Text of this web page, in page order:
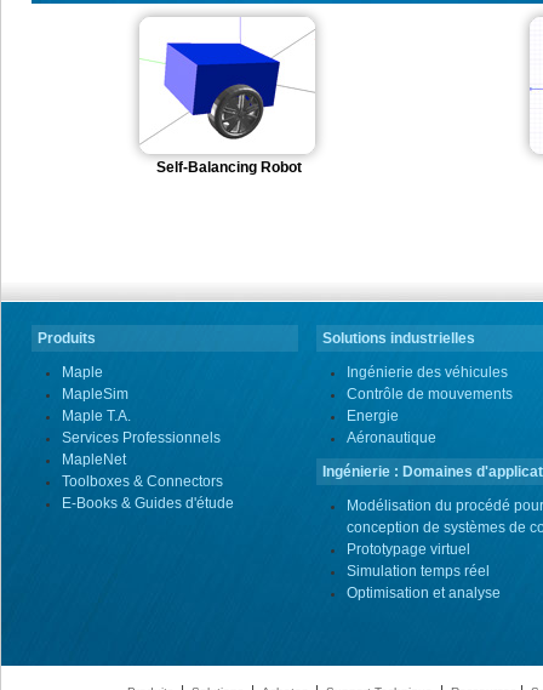
Self-Balancing Robot
Produits
Maple
MapleSim
Maple T.A.
Services Professionnels
MapleNet
Toolboxes & Connectors
E-Books & Guides d'étude
Solutions industrielles
Ingénierie des véhicules
Contrôle de mouvements
Energie
Aéronautique
Ingénierie : Domaines
Modélisation du procédé
conception de systèmes de
Prototypage virtuel
Simulation temps réel
Optimisation et analyse